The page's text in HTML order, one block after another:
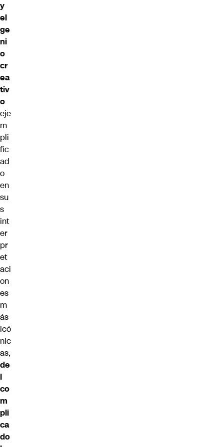
y
el
ge
ni
o
cr
ea
tiv
o
eje
m
pli
fic
ad
o
en
su
s
int
er
pr
et
aci
on
es
m
ás
icó
nic
as,
de
l
co
m
pli
ca
do